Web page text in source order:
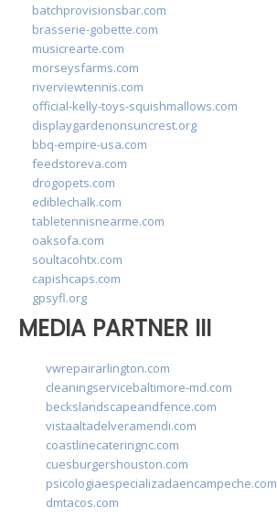
batchprovisionsbar.com
brasserie-gobette.com
musicrearte.com
morseysfarms.com
riverviewtennis.com
official-kelly-toys-squishmallows.com
displaygardenonsuncrest.org
bbq-empire-usa.com
feedstoreva.com
drogopets.com
ediblechalk.com
tabletennisnearme.com
oaksofa.com
soultacohtx.com
capishcaps.com
gpsyfl.org
MEDIA PARTNER III
vwrepairarlington.com
cleaningservicebaltimore-md.com
beckslandscapeandfence.com
vistaaltadelveramendi.com
coastlinecateringnc.com
cuesburgershouston.com
psicologiaespecializadaencampeche.com
dmtacos.com